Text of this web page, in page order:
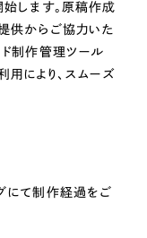
始します。原稿作成
供からご協力いた
ド制作管理ツール
用により、スムーズ
にて制作経過をご